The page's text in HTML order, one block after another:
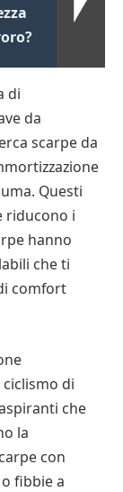
di
da
scarpe da
Questi
riducono i
hanno
che ti
comfort
ciclismo di
che
la
con
fibbie a